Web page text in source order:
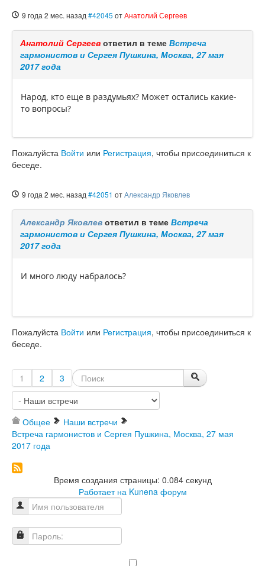
9 года 2 мес. назад #42045 отАнатолий Сергеев
Анатолий Сергеев ответил в теме Встреча
гармонистов и Сергея Пушкина, Москва, 27 мая
2017 года
Народ, кто еще в раздумьях? Может остались какие-
то вопросы?
Пожалуйста Войти или Регистрация, чтобы присоединиться к
беседе.
9 года 2 мес. назад #42051 отАлександр Яковлев
Александр Яковлев ответил в теме Встреча
гармонистов и Сергея Пушкина, Москва, 27 мая
2017 года
И много люду набралось?
Пожалуйста Войти или Регистрация, чтобы присоединиться к
беседе.
1 2 3
Общее
Наши встречи
Встреча гармонистов и Сергея Пушкина, Москва, 27 мая
2017 года
Время создания страницы: 0.084 секунд
Работает на Kunena форум
Имя пользователя
Пароль: